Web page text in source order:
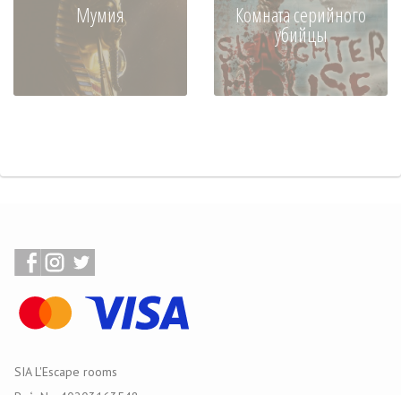
Мумия Комната серийного
убийцы
SIA L'Escape rooms